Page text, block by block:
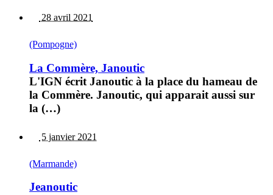
28 avril 2021
(Pompogne)
La Commère, Janoutic
L'IGN écrit Janoutic à la place du hameau de
la Commère. Janoutic, qui apparait aussi sur
la (…)
5 janvier 2021
(Marmande)
Jeanoutic